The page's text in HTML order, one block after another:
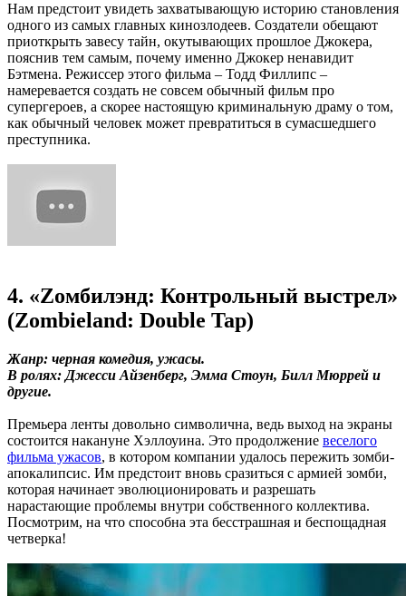
Нам предстоит увидеть захватывающую историю становления
одного из самых главных кинозлодеев. Создатели обещают
приоткрыть завесу тайн, окутывающих прошлое Джокера,
пояснив тем самым, почему именно Джокер ненавидит
Бэтмена. Режиссер этого фильма – Тодд Филлипс –
намеревается создать не совсем обычный фильм про
супергероев, а скорее настоящую криминальную драму о том,
как обычный человек может превратиться в сумасшедшего
преступника.
4. «Zомбилэнд: Контрольный выстрел»
(Zombieland: Double Tap)
Жанр: черная комедия, ужасы.
В ролях: Джесси Айзенберг, Эмма Стоун, Билл Мюррей и
другие.
Премьера ленты довольно символична, ведь выход на экраны
состоится накануне Хэллоуина. Это продолжение веселого
фильма ужасов, в котором компании удалось пережить зомби-
апокалипсис. Им предстоит вновь сразиться с армией зомби,
которая начинает эволюционировать и разрешать
нарастающие проблемы внутри собственного коллектива.
Посмотрим, на что способна эта бесстрашная и беспощадная
четверка!